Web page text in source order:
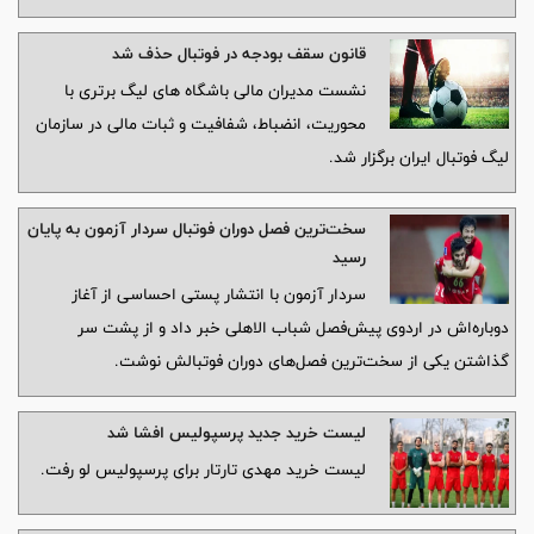
قانون سقف بودجه در فوتبال حذف شد
نشست مدیران مالی باشگاه های لیگ برتری با
محوریت، انضباط، شفافیت و ثبات مالی در سازمان
لیگ فوتبال ایران برگزار شد.
سخت‌ترین فصل دوران فوتبال سردار آزمون به پایان
رسید
سردار آزمون با انتشار پستی احساسی از آغاز
دوباره‌اش در اردوی پیش‌فصل شباب الاهلی خبر داد و از پشت سر
گذاشتن یکی از سخت‌ترین فصل‌های دوران فوتبالش نوشت.
لیست خرید جدید پرسپولیس افشا شد
لیست خرید مهدی تارتار برای پرسپولیس لو رفت.